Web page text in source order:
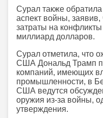
Сурал также
аспект войны,
затраты на
миллиард долларов.
Сурал отметила, что
США Дональд Трамп
компаний, имеющих
промышленности, в
США ведутся
оружия из-за войны,
утверждения.